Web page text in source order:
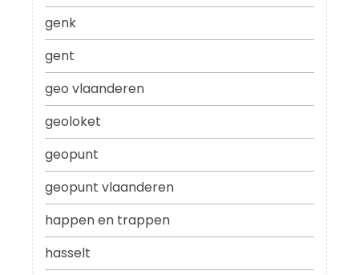
genk
gent
geo vlaanderen
geoloket
geopunt
geopunt vlaanderen
happen en trappen
hasselt